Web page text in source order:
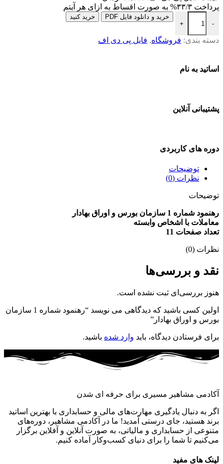
پرداخت ۳۳/۳% به صورت اقساط به ازای هر آیتم
-
پاور ارائه استاد قبول آخرین تغییرات سامانه مودیان و ارزش افزوده
+
خرید و دانلود فایل PDF خرید کنید
دسته بندی: فروشگاه, فایل پی دی اف
اساتید به نام
پشتیبانی آنلاین
دوره های کاربردی
توضیحات
نظرات (0)
توضیحات
رهنمود شماره 1 سازمان بورس و اوراق بهادار
معاملات با اشخاص وابسته
تعداد صفحات 11
نظرات (0)
نقد و بررسی‌ها
هنوز بررسی‌ای ثبت نشده است.
اولین کسی باشید که دیدگاهی می نویسد “رهنمود شماره 1 سازمان
بورس و اوراق بهادار”
برای فرستادن دیدگاه، باید وارد شده باشید.
آکادمی مشاهیر مسیری برای حرفه ای شدن
اگر به دنبال یادگیری مهارت‌های مالی و حسابداری با بهترین اساتید
برند هستید، جای درستی آمدید! ما در آکادمی مشاهیر، دوره‌های
متنوعی از حسابداری و مالیاتی، به صورت آنلاین و آفلاین برگزار
می‌کنیم تا شما را برای دنیای کسب‌وکار آماده کنیم.
لینک های مفید